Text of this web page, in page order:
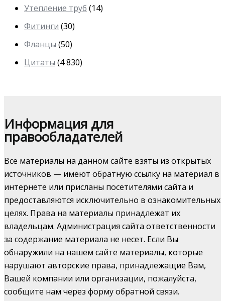
Утепление труб (14)
Фитинги (30)
Фланцы (50)
Цитаты (4 830)
Информация для
правообладателей
Все материалы на данном сайте взяты из открытых
источников — имеют обратную ссылку на материал в
интернете или присланы посетителями сайта и
предоставляются исключительно в ознакомительных
целях. Права на материалы принадлежат их
владельцам. Администрация сайта ответственности
за содержание материала не несет. Если Вы
обнаружили на нашем сайте материалы, которые
нарушают авторские права, принадлежащие Вам,
Вашей компании или организации, пожалуйста,
сообщите нам через форму обратной связи.